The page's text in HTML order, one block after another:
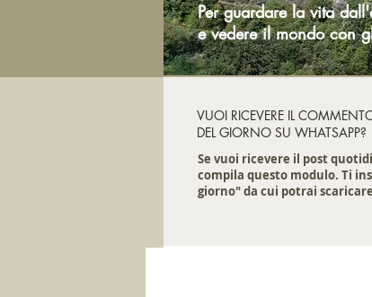
Per guardare la vita
e vedere il mondo con
VUOI RICEVERE IL
DEL GIORNO SU WHATSAPP?
Se vuoi ricevere il post
compila questo modulo. Ti
giorno" da cui potrai